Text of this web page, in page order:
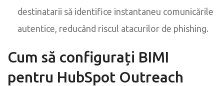
destinatarii să identifice instantaneu comunicările
autentice, reducând riscul atacurilor de phishing.
Cum să configurați BIMI
pentru HubSpot Outreach